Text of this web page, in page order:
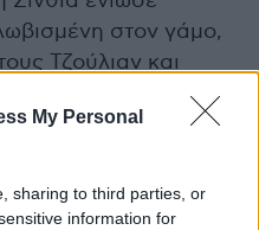
My Personal
sharing to third parties, or
information for
στον γάμο,
Τζούλιαν και
. Ηταν Μάιος του
διάλειμμα με
με τον πιο
Γυρίζοντας,